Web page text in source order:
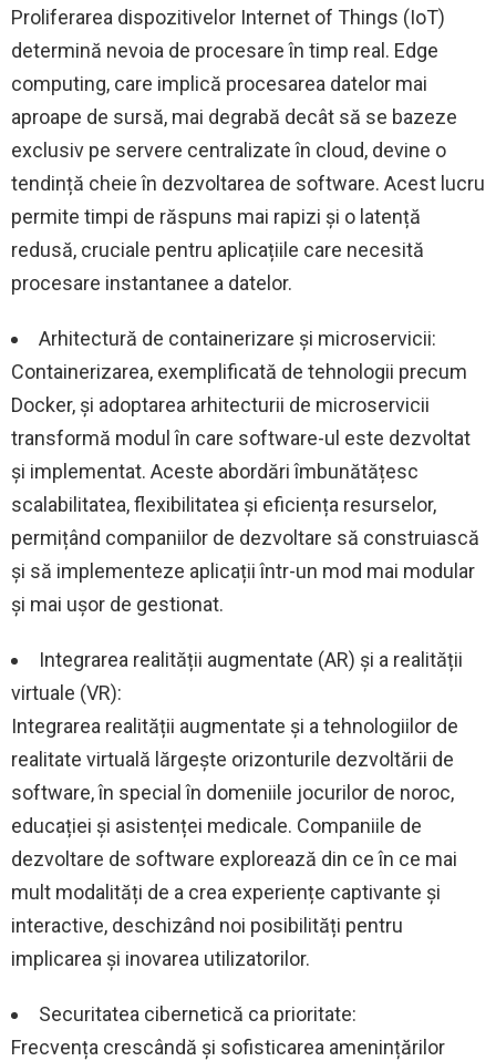
Proliferarea dispozitivelor Internet of Things (IoT)
determină nevoia de procesare în timp real. Edge
computing, care implică procesarea datelor mai
aproape de sursă, mai degrabă decât să se bazeze
exclusiv pe servere centralizate în cloud, devine o
tendință cheie în dezvoltarea de software. Acest lucru
permite timpi de răspuns mai rapizi și o latență
redusă, cruciale pentru aplicațiile care necesită
procesare instantanee a datelor.
Arhitectură de containerizare și microservicii:
Containerizarea, exemplificată de tehnologii precum
Docker, și adoptarea arhitecturii de microservicii
transformă modul în care software-ul este dezvoltat
și implementat. Aceste abordări îmbunătățesc
scalabilitatea, flexibilitatea și eficiența resurselor,
permițând companiilor de dezvoltare să construiască
și să implementeze aplicații într-un mod mai modular
și mai ușor de gestionat.
Integrarea realității augmentate (AR) și a realității
virtuale (VR):
Integrarea realității augmentate și a tehnologiilor de
realitate virtuală lărgește orizonturile dezvoltării de
software, în special în domeniile jocurilor de noroc,
educației și asistenței medicale. Companiile de
dezvoltare de software explorează din ce în ce mai
mult modalități de a crea experiențe captivante și
interactive, deschizând noi posibilități pentru
implicarea și inovarea utilizatorilor.
Securitatea cibernetică ca prioritate:
Frecvența crescândă și sofisticarea amenințărilor